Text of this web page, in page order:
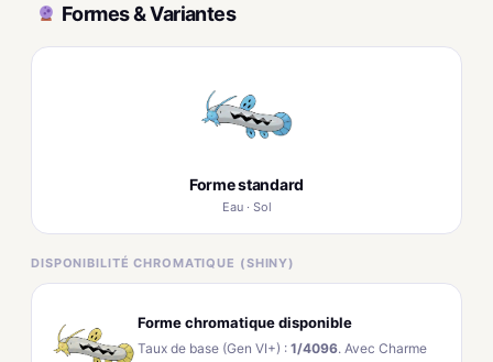
Formes & Variantes
Forme standard
Eau · Sol
DISPONIBILITÉ CHROMATIQUE (SHINY)
Forme chromatique disponible
Taux de base (Gen VI+) : 1/4096. Avec Charme